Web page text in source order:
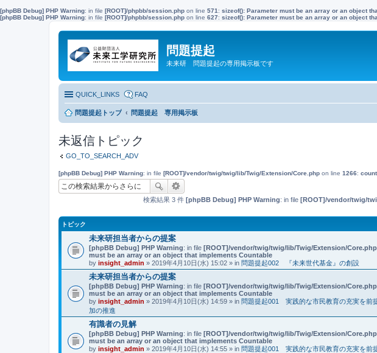
[phpBB Debug] PHP Warning: in file [ROOT]/phpbb/session.php on line 571 : sizeof(): Parameter must be an array or an object
[phpBB Debug] PHP Warning: in file [ROOT]/phpbb/session.php on line 627: sizeof(): Parameter must be an array or an object
問題提起
未来研 問題提起の専用掲示板です
QUICK_LINKS FAQ
問題提起トップ 問題提起 専用掲示板
未返信トピック
GO_TO_SEARCH_ADV
[phpBB Debug] PHP Warning: in file [ROOT]/vendor/twig/twig/lib/Twig/Extension/Core.php on line 1266:
検索結果 3 件 [phpBB Debug] PHP Warning: in file [ROOT]/vendor/twig/
トピック
未来研担当者からの提案
[phpBB Debug] PHP Warning: in file [ROOT]/vendor/twig/twig/lib/Twig/Extension/Core.php
must be an array or an object that implements Countable
by insight_admin » 2019年4月10日(水) 15:02 » in 問題提起002 『未来世代基金』の創設
未来研担当者からの提案
[phpBB Debug] PHP Warning: in file [ROOT]/vendor/twig/twig/lib/Twig/Extension/Core.php
must be an array or an object that implements Countable
by insight_admin » 2019年4月10日(水) 14:59 » in 問題提起001 実践的な市民教育の充実を前
加の推進
有識者の見解
[phpBB Debug] PHP Warning: in file [ROOT]/vendor/twig/twig/lib/Twig/Extension/Core.php
must be an array or an object that implements Countable
by insight_admin » 2019年4月10日(水) 14:55 » in 問題提起001 実践的な市民教育の充実を前